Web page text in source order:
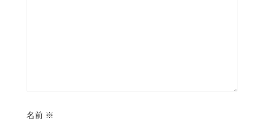
名前 ※